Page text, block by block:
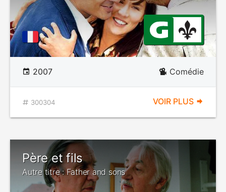
2007 Comédie
300304 VOIR PLUS
Père et fils
Autre titre : Father and sons